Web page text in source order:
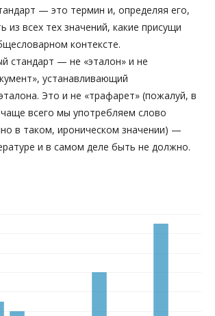
— это термин и, определяя его,
из всех тех значений, какие присущи
контексте.
стандарт — не «эталон» и не
устанавливающий
Это и не «трафарет» (пожалуй, в
всего мы употребляем слово
в таком, ироническом значении) —
и в самом деле быть не должно.